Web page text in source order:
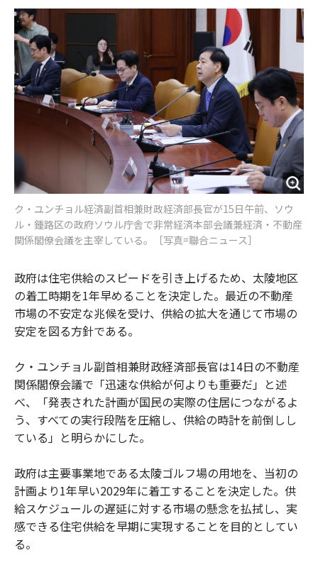
b
o
o
k
t
o
i
ク・ユンチョル経済副首相兼財政経済部長官が15日午前、ソウ
ル・鍾路区の政府ソウル庁舎で非常経済本部会議兼経済・不動産
関係閣僚会議を主宰している。［写真=聯合ニュース］
政府は住宅供給のスピードを引き上げるため、太陵地区
の着工時期を1年早めることを決定した。最近の不動産
市場の不安定な兆候を受け、供給の拡大を通じて市場の
安定を図る方針である。
ク・ユンチョル副首相兼財政経済部長官は14日の不動産
関係閣僚会議で「迅速な供給が何よりも重要だ」と述
べ、「発表された計画が国民の実際の住居につながるよ
う、すべての実行段階を圧縮し、供給の時計を前倒しし
ている」と明らかにした。
政府は主要事業地である太陵ゴルフ場の用地を、当初の
計画より1年早い2029年に着工することを決定した。供
給スケジュールの遅延に対する市場の懸念を払拭し、実
感できる住宅供給を早期に実現することを目的としてい
る。